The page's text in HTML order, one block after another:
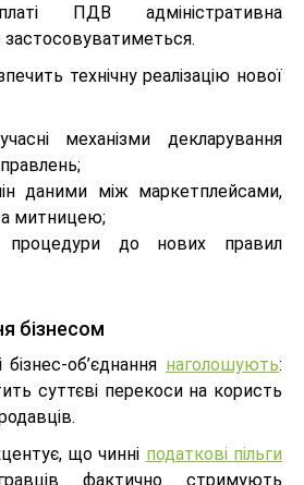
ПДВ адміністративна
застосовуватиметься.
технічну реалізацію нової
механізми декларування
даними між маркетплейсами,
митницею;
процедури до нових правил
бізнесом
бізнес-об’єднання наголошують:
суттєві перекоси на користь
що чинні податкові пільги
фактично стримують